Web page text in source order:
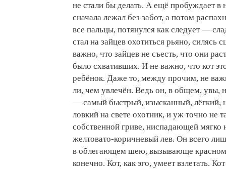
не стали бы делать. А ещё пробуждает в
сначала лежал без забот, а потом
все пальцы, потянулся как следует —
стал на зайцев охотиться рьяно, силясь
важно, что зайцев не съесть, что они
было схвативших. И не важно, что кот
ребёнок. Даже то, между прочим, не
ли, чем увлечён. Ведь он, в общем, увы,
— самый быстрый, изысканный, лёгкий,
ловкий на свете охотник, и уж точно не
собственной гриве, ниспадающей
желтовато-коричневый лев. Он всего
в облегающем шею, вызывающе
конечно. Кот, как эго, умеет взлетать.